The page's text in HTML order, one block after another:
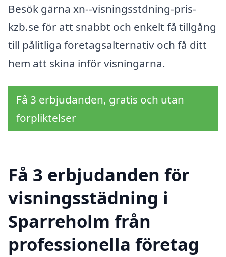
Besök gärna xn--visningsstdning-pris-
kzb.se för att snabbt och enkelt få tillgång
till pålitliga företagsalternativ och få ditt
hem att skina inför visningarna.
Få 3 erbjudanden, gratis och utan
förpliktelser
Få 3 erbjudanden för
visningsstädning i
Sparreholm från
professionella företag